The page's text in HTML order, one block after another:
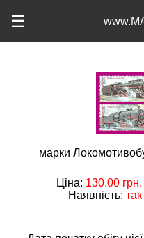
☰
марки
Ціна: 130.00грн.
Наявність: так